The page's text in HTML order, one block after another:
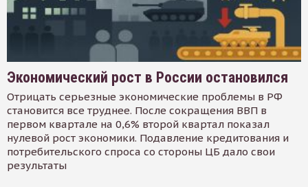
Экономический рост в России остановился
Отрицать серьезные экономические проблемы в РФ
становится все труднее. После сокращения ВВП в
первом квартале на 0,6% второй квартал показал
нулевой рост экономики. Подавление кредитования и
потребительского спроса со стороны ЦБ дало свои
результаты